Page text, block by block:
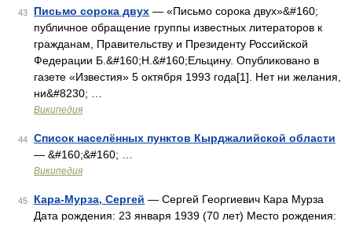
43 Письмо сорока двух — «Письмо сорока двух»&#160;
публичное обращение группы известных литераторов к
гражданам, Правительству и Президенту Российской
Федерации Б.&#160;Н.&#160;Ельцину. Опубликовано в
газете «Известия» 5 октября 1993 года[1]. Нет ни желания,
ни&#8230; …
Википедия
44
Список населённых пунктов Кырджалийской области
— &#160;&#160; …
Википедия
45 Кара-Мурза, Сергей — Сергей Георгиевич Кара Мурза
Дата рождения: 23 января 1939 (70 лет) Место рождения: